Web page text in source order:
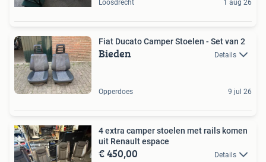
Loosdrecht 1 aug 26
Fiat Ducato Camper Stoelen - Set van 2
Bieden Details
Opperdoes 9 jul 26
4 extra camper stoelen met rails komen
uit Renault espace
€ 450,00 Details